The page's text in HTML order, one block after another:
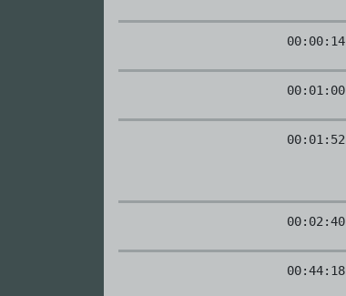
00:00:14
00:01:00
00:01:52
00:02:40
00:44:18